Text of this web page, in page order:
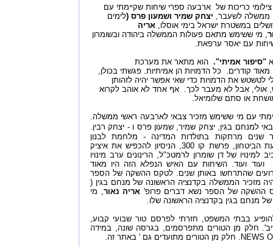
כריכות של ארבעה ספרי שיחות שקיימתי עם
ממשלה לשעבר, יצחק שמיר ושמעון פרס (לימים
במשטרת ישראל בימי אוסלו, אריה
, מי ששימש מתאם פעולות הממשלה ביהודה ובשומרון
"סיפור אמיתי". הוא מתאר את מערכת
קודרים. כל הדמויות הן אמיתיות. פגשתי בכולן,
לטשטש את הדמויות כדי שאי אפשר יהיה לזהותן
אולי, אבל לא מעבר לכך. אף אחד לא אוהב לקרוא
או סתם שלומיאל.
עם מי ששימש מזכיר צבאי לארבעה ראשי ממשלה.
למנחם בגין, יצחק שמיר, שמעון פרס ו - יצחק רבין.
שנים מרתקות בתולדות המדינה - מלחמת לבנון
הראשונה, הנסיגה לעבר רצועת הביטחון, פרשת קו 300, הניסיון להכפיש את איציק
של דן שומרון לרמטכ"ל, הרינונים ערב מינויו
ועוד. השיחות עם האיש הנפלא הזה היו מאוד
שהתרחשו באותן שנים. לטקס ההשקה של הספר
מזכיר הממשלה בקדנציה הראשונה של מנחם בגין (
אריה נאור, מי
מנחם בגין בקדנציה הראשונה שלו.
בבתי המשפט, חזרתי לפרסם טור שבועי קבוע,
חלק מן הטורים מתפרסמים, בגרסה שונה, במידה